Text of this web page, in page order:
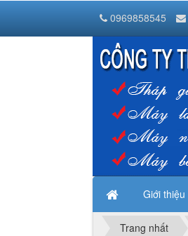
Hà Nội
Giới thiệu
0969858545
Trang nhất